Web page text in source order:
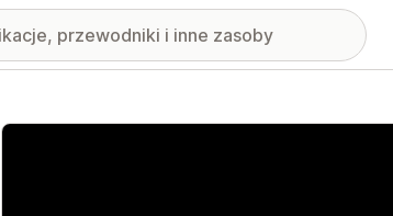
Wyróżnione obrazy w galerii